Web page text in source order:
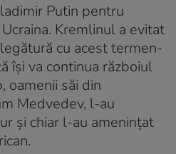
Putin pentru
Kremlinul a evitat
cu acest termen-
își va continua războiul
oamenii săi din
Medvedev, l-au
și chiar l-au amenințat